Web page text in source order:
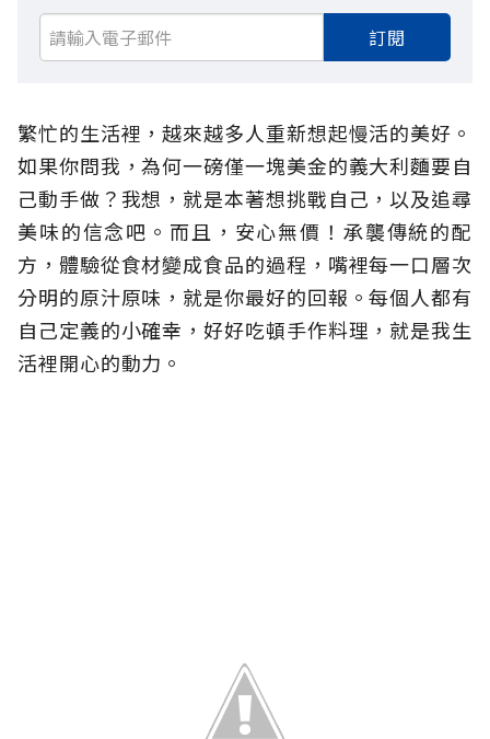
訂閱
繁忙的生活裡，越來越多人重新想起慢活的美好。
如果你問我，為何一磅僅一塊美金的義大利麵要自
己動手做？我想，就是本著想挑戰自己，以及追尋
美味的信念吧。而且，安心無價！承襲傳統的配
方，體驗從食材變成食品的過程，嘴裡每一口層次
分明的原汁原味，就是你最好的回報。每個人都有
自己定義的小確幸，好好吃頓手作料理，就是我生
活裡開心的動力。